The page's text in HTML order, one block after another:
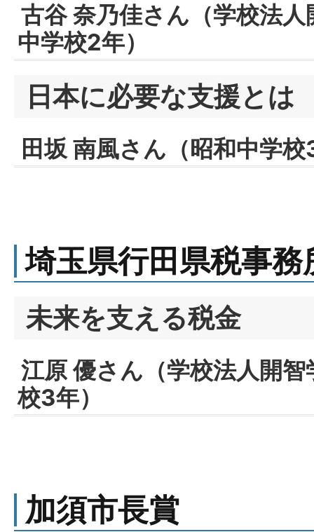
古谷 奈乃佳さん（学校法
中学校2年）
日本に必要な支援とは
田坂 南風さん（昭和中学
埼玉県行田県税事務
未来を支える税金
江原 優さん（学校法人開
校3年）
加須市長賞